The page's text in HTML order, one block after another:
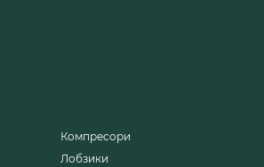
Компресори
Лобзики